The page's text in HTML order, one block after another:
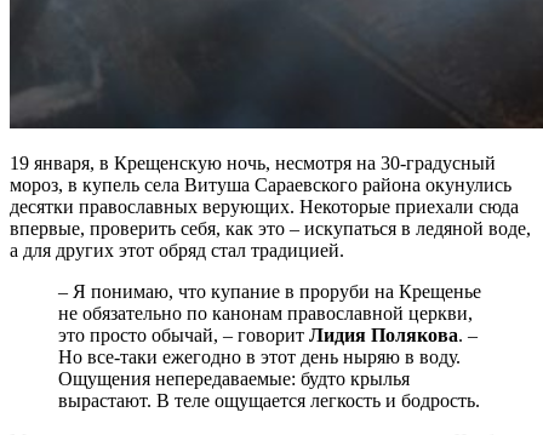
19 января, в Крещенскую ночь, несмотря на 30-градусный
мороз, в купель села Витуша Сараевского района окунулись
десятки православных верующих. Некоторые приехали сюда
впервые, проверить себя, как это – искупаться в ледяной воде,
а для других этот обряд стал традицией.
– Я понимаю, что купание в проруби на Крещенье
не обязательно по канонам православной церкви,
это просто обычай, – говорит Лидия Полякова. –
Но все-таки ежегодно в этот день ныряю в воду.
Ощущения непередаваемые: будто крылья
вырастают. В теле ощущается легкость и бодрость.